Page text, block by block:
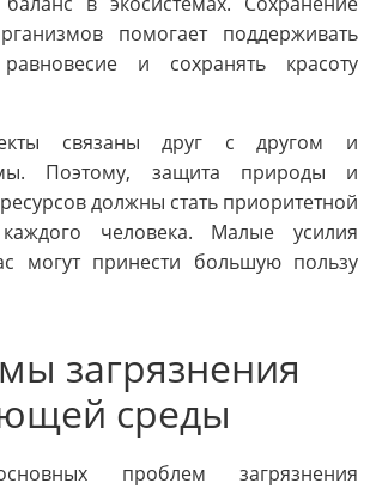
помогает поддерживать
равновесие и сохранять красоту
связаны друг с другом и
Поэтому, защита природы и
должны стать приоритетной
человека. Малые усилия
могут принести большую пользу
загрязнения
среды
проблем загрязнения